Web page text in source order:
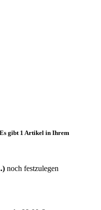
Es gibt 1 Artikel in Ihrem
noch festzulegen